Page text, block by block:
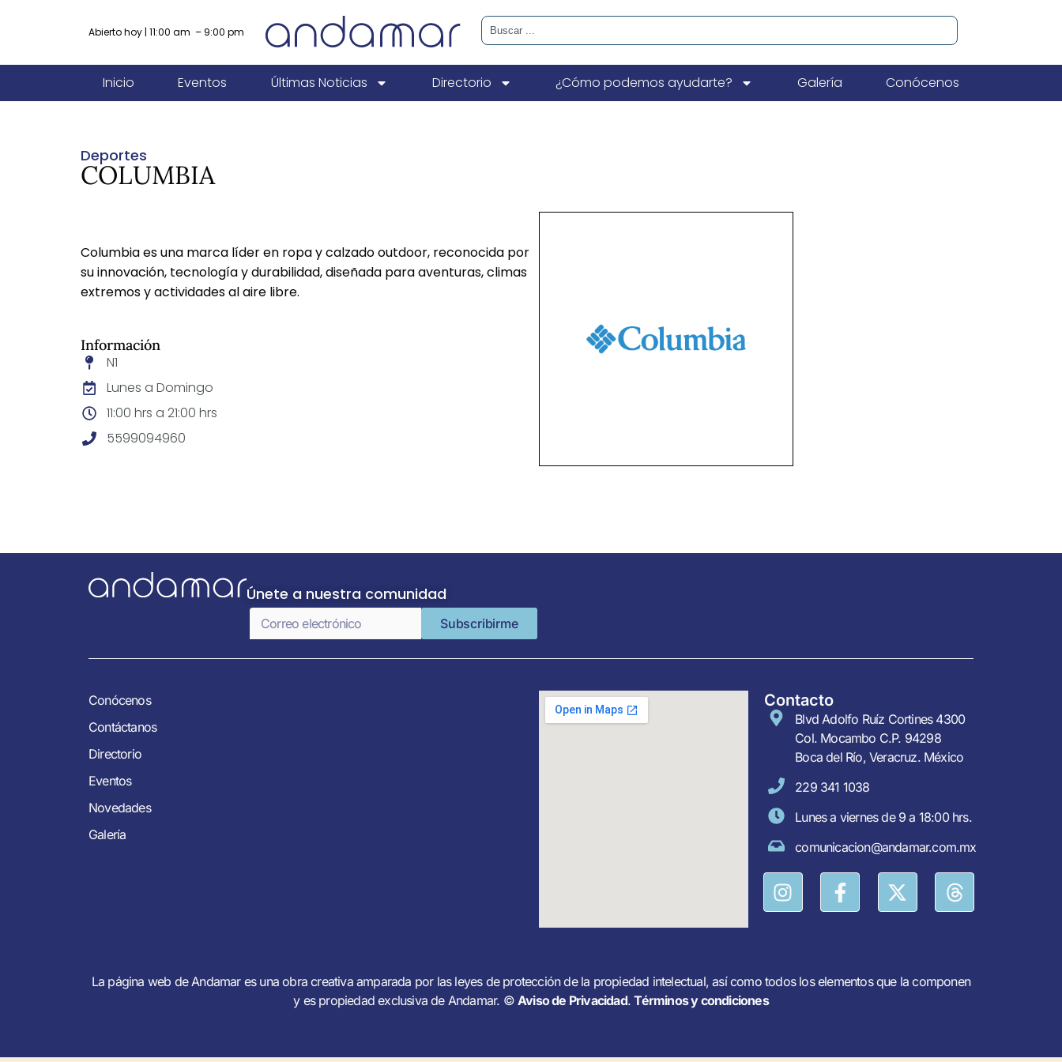
Abierto hoy | 11:00 am – 9:00 pm
Inicio Eventos Últimas Noticias Directorio ¿Cómo podemos ayudarte? Galería Conócenos
Deportes
COLUMBIA
Columbia es una marca líder en ropa y calzado outdoor, reconocida por
su innovación, tecnología y durabilidad, diseñada para aventuras, climas
extremos y actividades al aire libre.
Información
N1
Lunes a Domingo
11:00 hrs a 21:00 hrs
5599094960
Únete a nuestra comunidad
Subscribirme
Conócenos
Contáctanos
Directorio
Eventos
Novedades
Galería
Contacto
Blvd Adolfo Ruíz Cortines 4300
Col. Mocambo C.P. 94298
Boca del Río, Veracruz. México
229 341 1038
Lunes a viernes de 9 a 18:00 hrs.
comunicacion@andamar.com.mx
La página web de Andamar es una obra creativa amparada por las leyes de protección de la propiedad intelectual, así como todos los elementos que la componen
y es propiedad exclusiva de Andamar. ©Aviso de Privacidad.Términos y condiciones